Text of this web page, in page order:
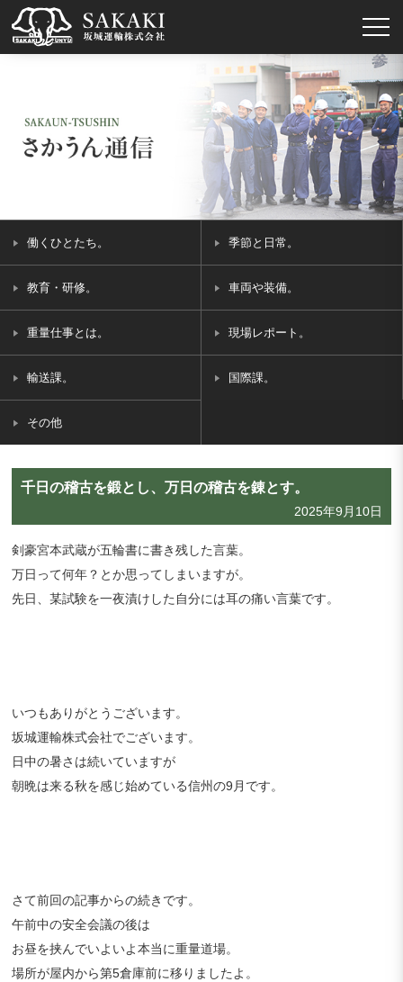
働くひとたち。 季節と日常。
教育・研修。 車両や装備。
重量仕事とは。 現場レポート。
輸送課。 国際課。
その他
千日の稽古を鍛とし、万日の稽古を錬とす。
2025年9月10日
剣豪宮本武蔵が五輪書に書き残した言葉。
万日って何年？とか思ってしまいますが。
先日、某試験を一夜漬けした自分には耳の痛い言葉です。
いつもありがとうございます。
坂城運輸株式会社でございます。
日中の暑さは続いていますが
朝晩は来る秋を感じ始めている信州の9月です。
さて前回の記事からの続きです。
午前中の安全会議の後は
お昼を挟んでいよいよ本当に重量道場。
場所が屋内から第5倉庫前に移りましたよ。